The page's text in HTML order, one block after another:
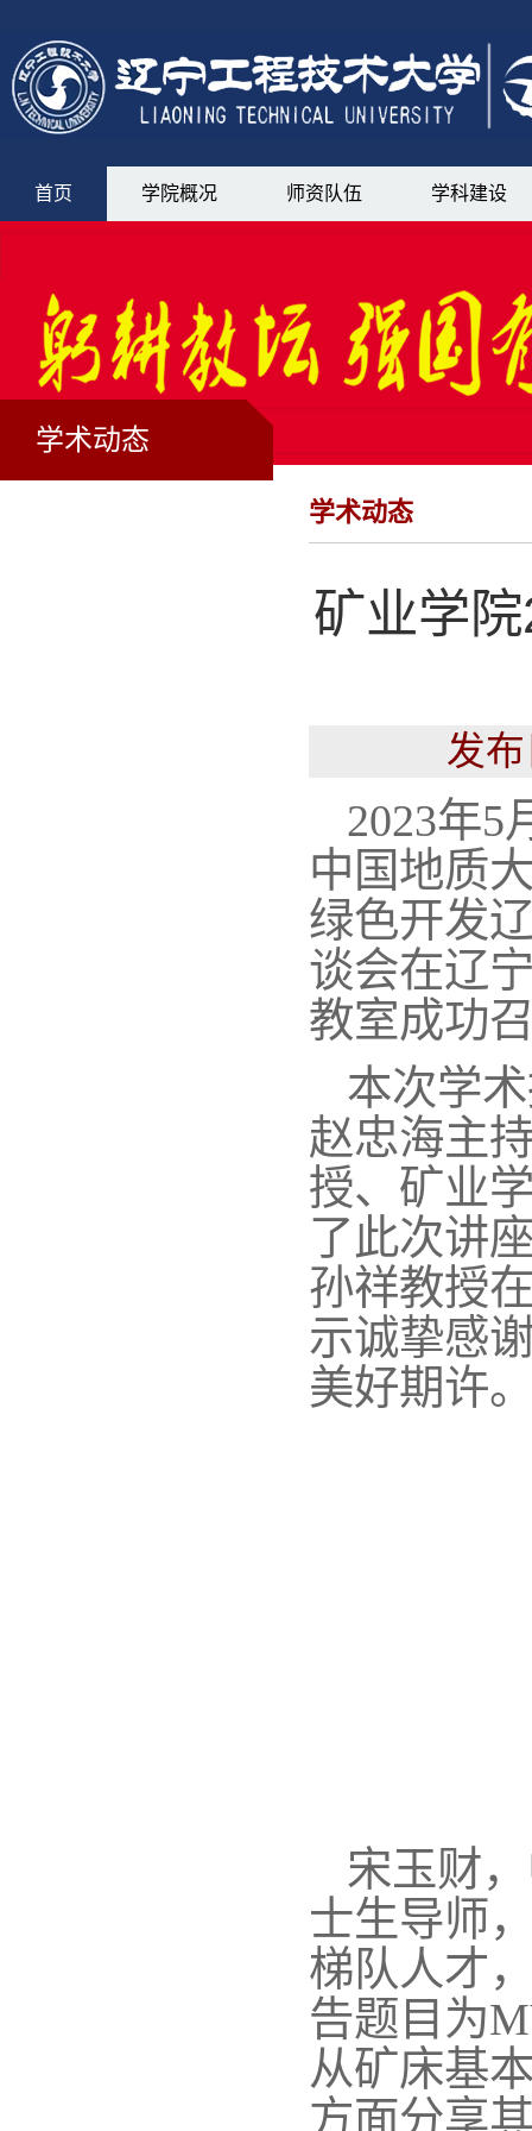
首页 学院概况 师资队伍 学科建设
学术动态
学术动态
矿业学
发
2023年5
中国地质
绿色开发
谈会在辽
教室成功
本次学
赵忠海主
授、矿业
了此次讲
孙祥教授
示诚挚感
美好期许
宋玉财
士生导师
梯队人才
告题目为
从矿床基
方面分享